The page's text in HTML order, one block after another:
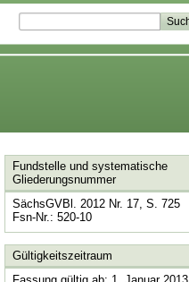
Fundstelle und systematische
Gliederungsnummer
SächsGVBl. 2012 Nr. 17, S. 725
Fsn-Nr.: 520-10
Gültigkeitszeitraum